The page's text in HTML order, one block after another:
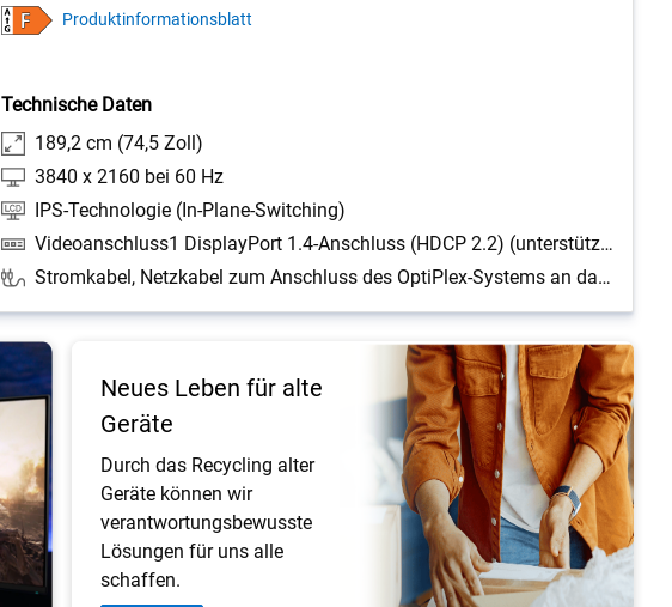
Produktinformationsblatt
Technische Daten
189,2 cm (74,5 Zoll)
3840 x 2160 bei 60 Hz
IPS-Technologie (In-Plane-Switching)
Videoanschluss1 DisplayPort 1.4-Anschluss (HDCP 2.2) (unterstützt bis zu 4K 3840 x 2160, 60 Hz, DSC), 1 DisplayPort 1.4-Ausgang (HDCP 2.2) (unterstützt bis zu 4K 3840 x 2160, 60 Hz, MST), 2 HDMI 2.0-Anschlüsse (HDCP 2.2) (unterstützt bis zu 4K 3840 x 2160, 60 Hz), 1 analoger 2.0-Audio-Line-Out-Anschluss (3, 5-mm-Klinke), 1 RJ45-Ethernet-Anschluss, 1 GbE für Remote-Verwaltung, 1 RS232-Anschluss, USB-Anschluss1 USB-C Upstream-Anschlüsse mit 5 Gbit/s (DisplayPort 1.4 Alt Mode, Power Delivery bis zu 90 W), 1 USB-C-Downstream-Ports mit 5 Gbit/s (Power Delivery bis zu 15 W), 3 USB-Typ-A-Downstream-Anschluss mit 5 Gbit/s, 3 USB-B Upstream-Anschlüsse mit 5 Gbit/s
Stromkabel, Netzkabel zum Anschluss des OptiPlex-Systems an das Display, 1 x DisplayPort-DisplayPort 1.4 Kabel - 3, 0 m, 1 x HDMI-Kabel - 3, 0 m, 1 x USB A auf B Upstream-Kabel 3, 0 m, 1 x USB Typ C auf Typ C Upstream-Kabel 1, 8 m
Neues Leben für alte
Geräte
Durch das Recycling alter
Geräte können wir
verantwortungsbewusste
Lösungen für uns alle
schaffen.